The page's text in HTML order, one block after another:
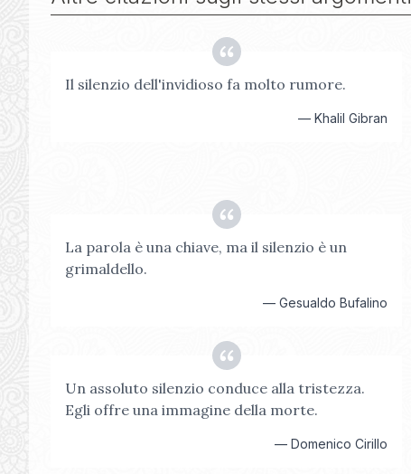
Il silenzio dell'invidioso fa molto rumore.
—Khalil Gibran
La parola è una chiave, ma il silenzio è un
grimaldello.
—Gesualdo Bufalino
Un assoluto silenzio conduce alla tristezza.
Egli offre una immagine della morte.
—Domenico Cirillo